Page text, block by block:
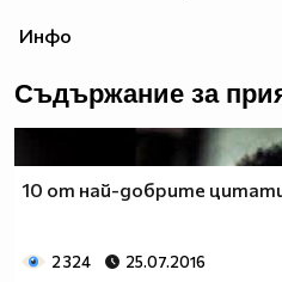
Инфо
Съдържание за
10 от най-добрите
2 324 25.07.2016